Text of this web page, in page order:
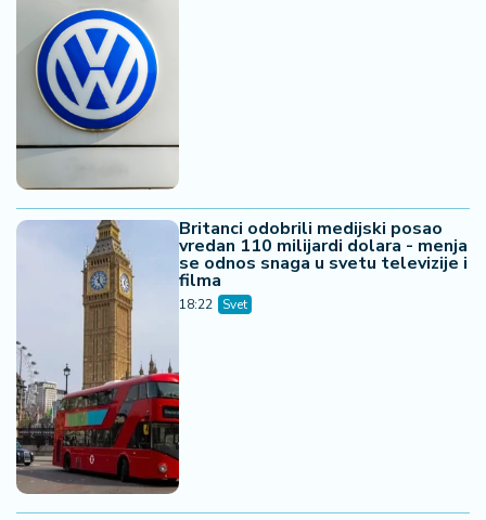
Britanci odobrili medijski posao
vredan 110 milijardi dolara - menja
se odnos snaga u svetu televizije i
filma
18:22 Svet